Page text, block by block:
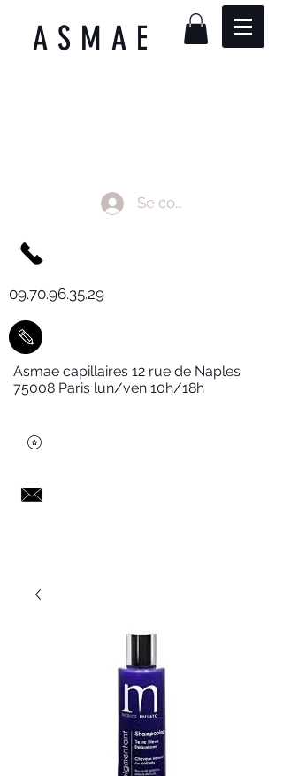
ASMAE
Se connecter
09.70.96.35.29
Asmae capillaires 12 rue de Naples
75008 Paris lun/ven 10h/18h